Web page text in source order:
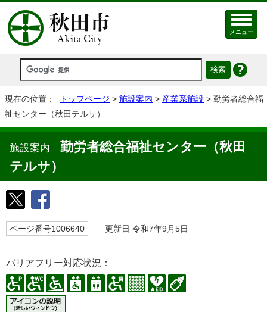
メニュー
現在の位置： トップページ > 施設案内 > 産業系施設 > 勤労者総合福
祉センター（秋田テルサ）
施設案内 勤労者総合福祉センター（秋田
テルサ）
ページ番号1006640 更新日 令和7年9月5日
バリアフリー対応状況：